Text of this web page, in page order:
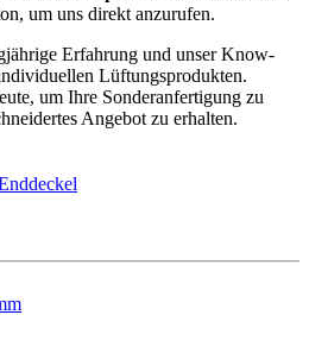
um uns direkt anzurufen.
Erfahrung und unser Know-
Lüftungsprodukten.
um Ihre Sonderanfertigung zu
Angebot zu erhalten.